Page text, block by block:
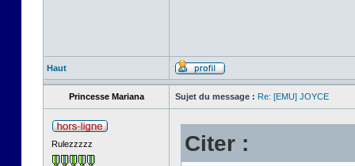
Haut
Princesse Mariana Sujet du message : Re: [EMU] JOYCE
Rulezzzzz Citer :